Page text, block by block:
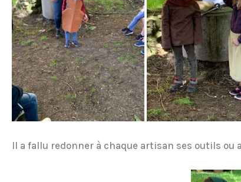
Il a fallu redonner à chaque artisan ses outils ou